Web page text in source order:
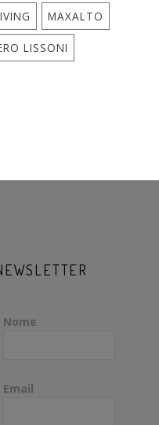
MAXALTO
LISSONI
Nome
Email